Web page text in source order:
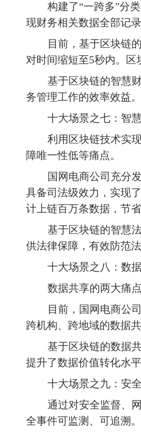
构建了“一跨多”分
现财务相关数据全部记
目前，基于区块链
对时间缩短至5秒内。区
基于区块链的智慧
务管理工作的效率效益。
十大场景之七：智
利用区块链技术实
障唯一性低等痛点。
国网电商公司充分
具备司法级效力，实现
计上链百万条数据，节
基于区块链的智慧
供法律保障，有效防范法
十大场景之八：数
数据共享的两大痛
目前，国网电商公
跨机构、跨地域的数据共
基于区块链的数据
提升了数据价值转化水平
十大场景之九：安
通过对安全监督、
全事件可监测、可追溯。